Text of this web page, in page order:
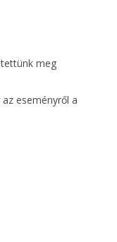
meg
eseményről a